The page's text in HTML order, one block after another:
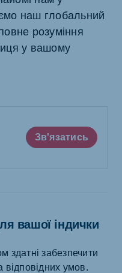
наш глобальний
розуміння
у вашому
Зв'язатись
вашої індички
здатні забезпечити
відповідних умов.